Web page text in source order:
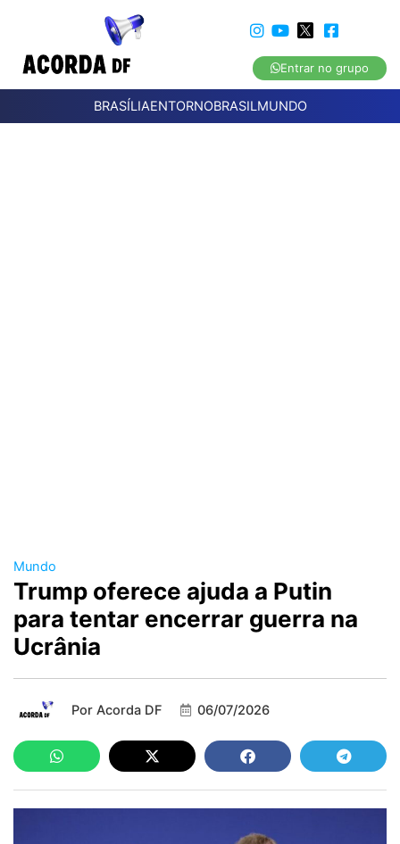
Entrar no grupo
BRASÍLIAENTORNOBRASILMUNDO
Mundo
Trump oferece ajuda a Putin
para tentar encerrar guerra na
Ucrânia
Por Acorda DF 06/07/2026